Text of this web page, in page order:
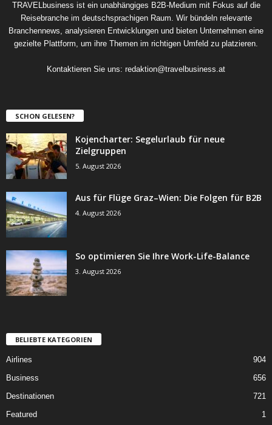
TRAVELbusiness ist ein unabhängiges B2B-Medium mit Fokus auf die
Reisebranche im deutschsprachigen Raum. Wir bündeln relevante
Branchennews, analysieren Entwicklungen und bieten Unternehmen eine
gezielte Plattform, um ihre Themen im richtigen Umfeld zu platzieren.
Kontaktieren Sie uns: redaktion@travelbusiness.at
SCHON GELESEN?
Kojencharter: Segelurlaub für neue
Zielgruppen
5. August 2026
Aus für Flüge Graz–Wien: Die Folgen für B2B
4. August 2026
So optimieren Sie Ihre Work-Life-Balance
3. August 2026
BELIEBTE KATEGORIEN
Airlines
904
Business
656
Destinationen
721
Featured
1